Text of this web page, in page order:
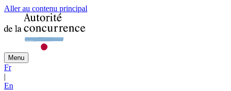
Aller au contenu principal
Menu
Fr
|
En